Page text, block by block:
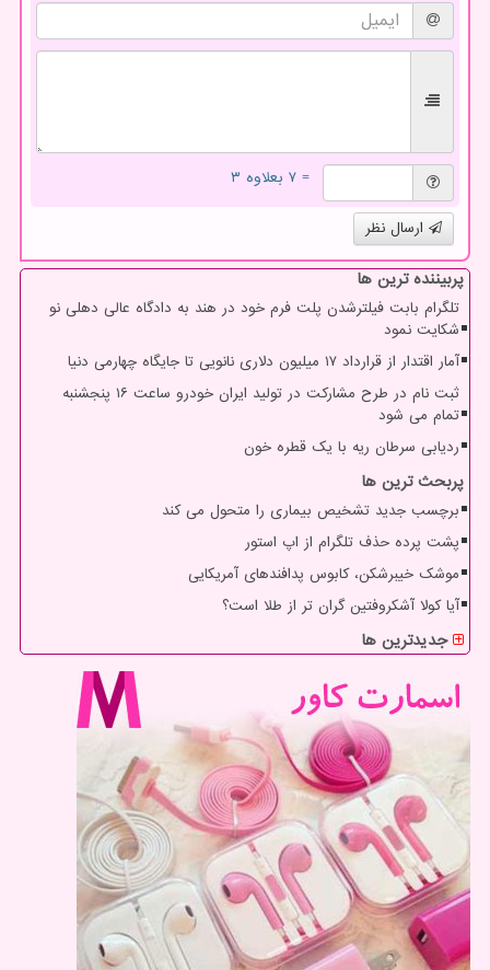
= ۷ بعلاوه ۳
ارسال نظر
پربیننده ترین ها
تلگرام بابت فیلترشدن پلت فرم خود در هند به دادگاه عالی دهلی نو
شکایت نمود
آمار اقتدار از قرارداد ۱۷ میلیون دلاری نانویی تا جایگاه چهارمی دنیا
ثبت نام در طرح مشارکت در تولید ایران خودرو ساعت ۱۶ پنجشنبه
تمام می شود
ردیابی سرطان ریه با یک قطره خون
پربحث ترین ها
برچسب جدید تشخیص بیماری را متحول می کند
پشت پرده حذف تلگرام از اپ استور
موشک خیبرشکن، کابوس پدافندهای آمریکایی
آیا کولا آشکروفتین گران تر از طلا است؟
جدیدترین ها